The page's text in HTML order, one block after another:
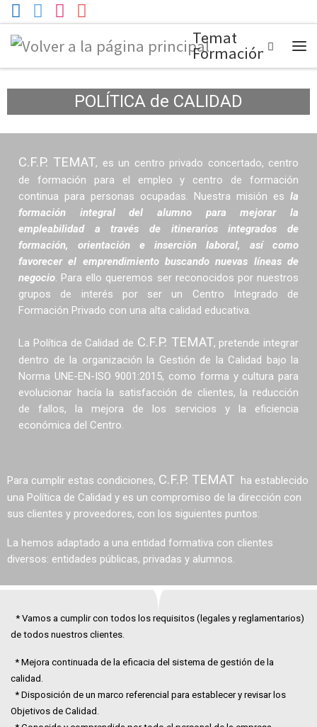
Temat
Formación Search
POLÍTICA de CALIDAD
C.F.P. TEMAT, es un centro privado concertado, centro
de formación para el empleo y centro de formación
continua para personas ocupadas. Nuestra misión es la
formación integral del alumno para mejorar la
empleabilidad a través de itinerarios integrados de
formación, orientación e inserción laboral, así como
favorecer el emprendimiento buscando nuevas líneas de
negocio. Para ello queremos ser reconocidos por nuestros
grupos de interés por ser un Centro Integrado de
Formación Privado con una alta calidad educativa.
La Política de Calidad de C.F.P. TEMAT, pretende integrar
dentro de la organización la Gestión de la Calidad bajo la
Norma UNE-EN-ISO 9001:2015, como forma y cultura para
evolucionar hacía la satisfacción de clientes, la reducción
de fallos, la mejora de los servicios y la eficiencia
económica del Centro.
Para cumplir estas condiciones, C.F.P. TEMAT ha establecido
una Política de Calidad y es un compromiso de la dirección con
sus clientes y proveedores, con los siguientes puntos:
La hemos adaptado a una entidad formativa con clientes
diversos: entidades públicas, privadas y alumnos.
* Vamos a cumplir con todos los requisitos (legales y reglamentarios)
de todos nuestros clientes.
* Mejora continuada de la eficacia del sistema de gestión de la
calidad.
* Disposición de un marco referencial para establecer y revisar los
Objetivos de Calidad.